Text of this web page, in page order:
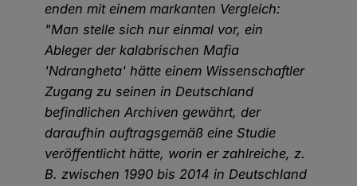
enden mit einem markanten Vergleich:
"Man stelle sich nur einmal vor, ein
Ableger der kalabrischen Mafia
'Ndrangheta' hätte einem Wissenschaftler
Zugang zu seinen in Deutschland
befindlichen Archiven gewährt, der
daraufhin auftragsgemäß eine Studie
veröffentlicht hätte, worin er zahlreiche, z.
B. zwischen 1990 bis 2014 in Deutschland